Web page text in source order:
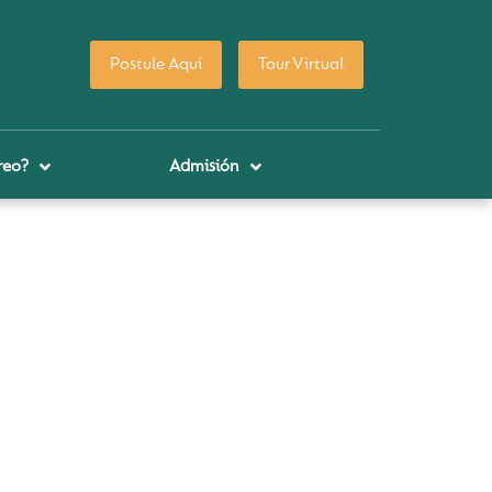
Postule Aquí Tour Virtual
Admisión